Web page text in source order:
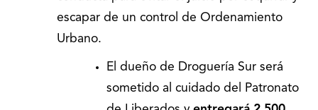
escapar de un control de Ordenamiento
Urbano.
El dueño de Droguería Sur será
sometido al cuidado del Patronato